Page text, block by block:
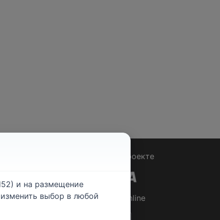
О проекте
© 2026Rabotniki.online
и на размещение
выбор в любой